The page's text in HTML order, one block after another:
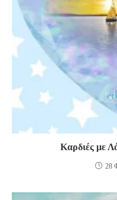
Καρδιές με
28